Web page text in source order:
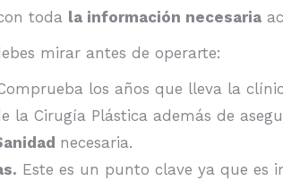
toda la información necesaria
mirar antes de operarte:
los años que lleva la
la Cirugía Plástica además de
necesaria.
Este es un punto clave ya que es